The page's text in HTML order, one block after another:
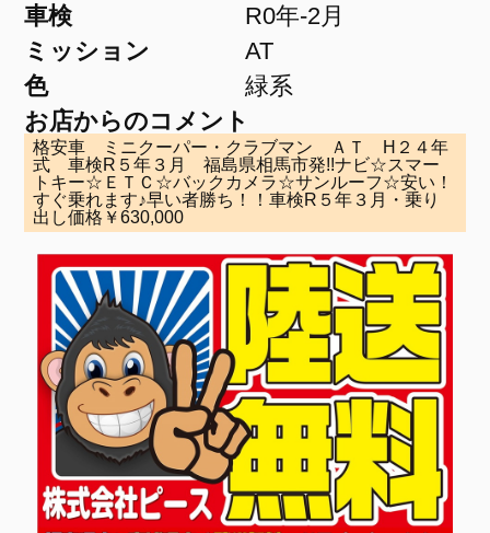
車検
R0年-2月
ミッション
AT
色
緑系
お店からのコメント
格安車 ミニクーパー・クラブマン ＡＴ H２４年
式 車検R５年３月 福島県相馬市発!!ナビ☆スマー
トキー☆ＥＴＣ☆バックカメラ☆サンルーフ☆安い！
すぐ乗れます♪早い者勝ち！！車検R５年３月・乗り
出し価格￥630,000